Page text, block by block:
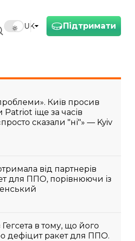
Підтримати
UK
Київ просив
Patriot іще за часів
сказали "ні"» — Kyiv
від партнерів
для ППО, порівнюючи із
в тому, що його
дефіцит ракет для ППО.